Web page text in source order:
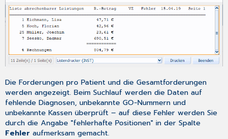
Die Forderungen pro Patient und die Gesamtforderungen
werden angezeigt. Beim Suchlauf werden die Daten auf
fehlende Diagnosen, unbekannte GO-Nummern und
unbekannte Kassen überprüft – auf diese Fehler werden Sie
durch die Angabe "fehlerhafte Positionen" in der Spalte
Fehler aufmerksam gemacht.